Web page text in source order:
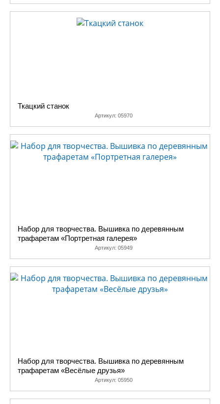
Ткацкий станок
Артикул: 05970
Набор для творчества. Вышивка по деревянным
трафаретам «Портретная галерея»
Артикул: 05949
Набор для творчества. Вышивка по деревянным
трафаретам «Весёлые друзья»
Артикул: 05950